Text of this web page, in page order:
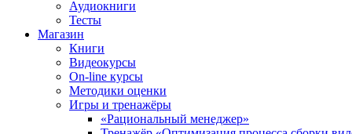
Аудиокниги
Тесты
Магазин
Книги
Видеокурсы
On-line курсы
Методики оценки
Игры и тренажёры
«Рациональный менеджер»